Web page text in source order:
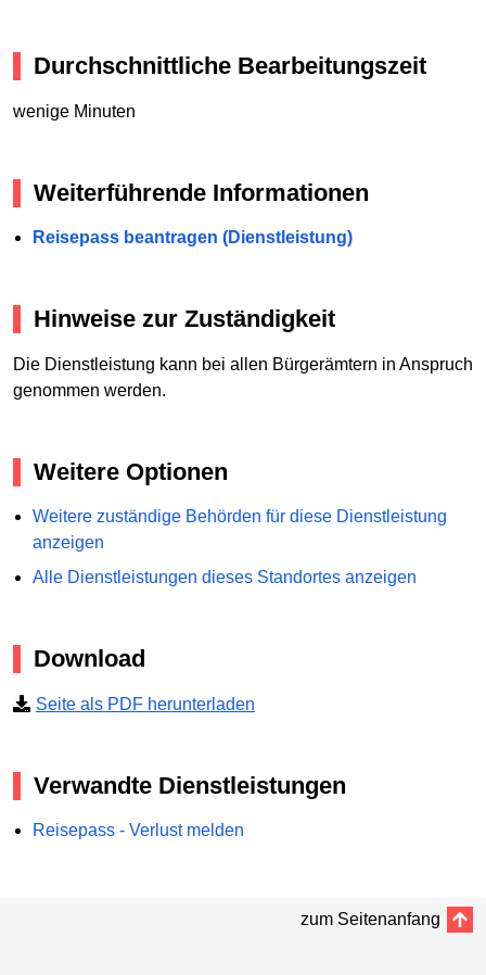
Durchschnittliche Bearbeitungszeit
wenige Minuten
Weiterführende Informationen
Reisepass beantragen (Dienstleistung)
Hinweise zur Zuständigkeit
Die Dienstleistung kann bei allen Bürgerämtern in Anspruch
genommen werden.
Weitere Optionen
Weitere zuständige Behörden für diese Dienstleistung
anzeigen
Alle Dienstleistungen dieses Standortes anzeigen
Download
Seite als PDF herunterladen
Verwandte Dienstleistungen
Reisepass - Verlust melden
zum Seitenanfang